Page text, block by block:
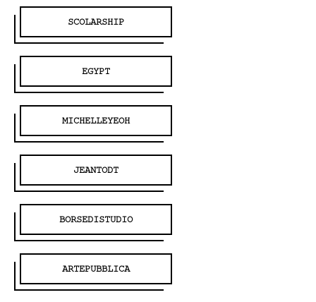
SCOLARSHIP
EGYPT
MICHELLEYEOH
JEANTODT
BORSEDISTUDIO
ARTEPUBBLICA